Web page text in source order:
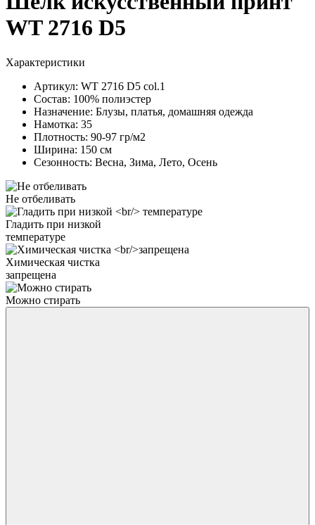
WT 2716 D5
Характеристики
Артикул: WT 2716 D5 col.1
Состав: 100% полиэстер
Назначение: Блузы, платья, домашняя одежда
Намотка: 35
Плотность: 90-97 гр/м2
Ширина: 150 см
Сезонность: Весна, Зима, Лето, Осень
Не отбеливать
Гладить при низкой
температуре
Химическая чистка
запрещена
Можно стирать